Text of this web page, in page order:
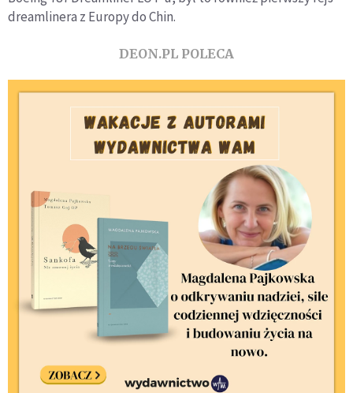
dreamlinera z Europy do Chin.
DEON.PL POLECA